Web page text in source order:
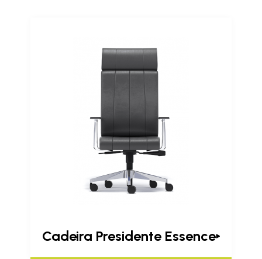
Cadeira Presidente Essence